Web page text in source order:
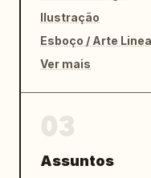
Ilustração
Esboço / Arte
Ver mais
Assuntos